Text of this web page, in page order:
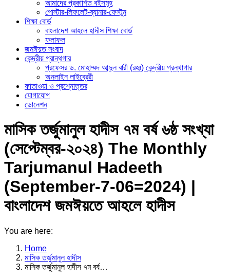
আমাদের প্রকাশিত বইসমূহ
পোস্টার-লিফলেট-ব্যানার-ফেস্টুন
শিক্ষা বোর্ড
বাংলাদেশ আহলে হাদীস শিক্ষা বোর্ড
ফলাফল
জমঈয়ত সংবাদ
কেন্দ্রীয় গ্রান্থগার
প্রফেসর ড. মোহাম্মদ আব্দুল বারী (রহঃ) কেন্দ্রীয় গ্রন্থাগার
অনলাইন লাইব্রেরী
ফাতাওয়া ও প্রশ্নোত্তর
যোগাযোগ
ডোনেশন
মাসিক তর্জুমানুল হাদীস ৭ম বর্ষ ৬ষ্ঠ সংখ্যা
(সেপ্টেম্বর-২০২৪) The Monthly
Tarjumanul Hadeeth
(September-7-06=2024) |
বাংলাদেশ জমঈয়তে আহলে হাদীস
You are here:
Home
মাসিক তর্জুমানুল হাদীস
মাসিক তর্জুমানুল হাদীস ৭ম বর্ষ…